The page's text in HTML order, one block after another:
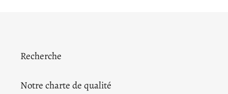
Recherche
Notre charte de qualité